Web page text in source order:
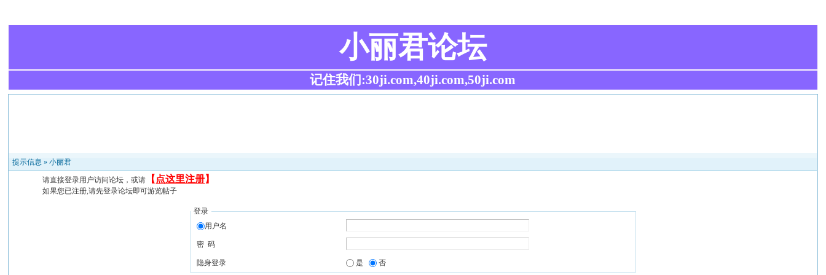
小丽君论坛
记住我们:30ji.com,40ji.com,50ji.com
提示信息 »小丽君
请直接登录用户访问论坛，或请 【 点这里注册】
如果您已注册,请先登录论坛即可游览帖子
登录
用户名
密 码
隐身登录 是 否